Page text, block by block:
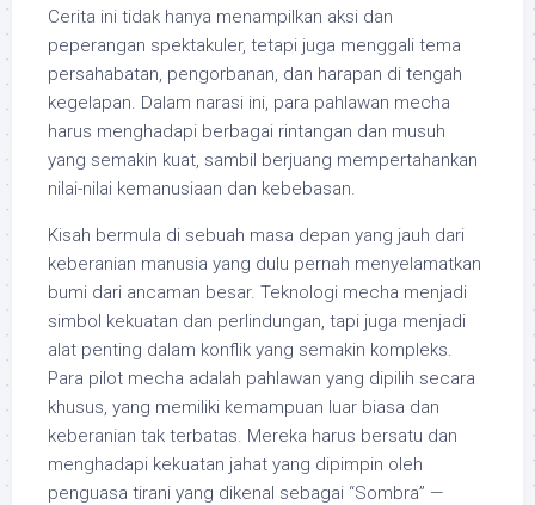
Cerita ini tidak hanya menampilkan aksi dan
peperangan spektakuler, tetapi juga menggali tema
persahabatan, pengorbanan, dan harapan di tengah
kegelapan. Dalam narasi ini, para pahlawan mecha
harus menghadapi berbagai rintangan dan musuh
yang semakin kuat, sambil berjuang mempertahankan
nilai-nilai kemanusiaan dan kebebasan.
Kisah bermula di sebuah masa depan yang jauh dari
keberanian manusia yang dulu pernah menyelamatkan
bumi dari ancaman besar. Teknologi mecha menjadi
simbol kekuatan dan perlindungan, tapi juga menjadi
alat penting dalam konflik yang semakin kompleks.
Para pilot mecha adalah pahlawan yang dipilih secara
khusus, yang memiliki kemampuan luar biasa dan
keberanian tak terbatas. Mereka harus bersatu dan
menghadapi kekuatan jahat yang dipimpin oleh
penguasa tirani yang dikenal sebagai “Sombra” —